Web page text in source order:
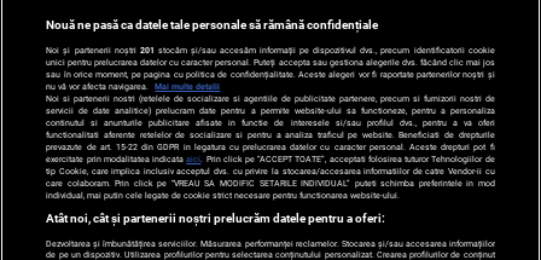
SPORT
Nouă ne pasă ca datele tale personale să rămână confidențiale
Noi și partenerii noștri 201 stocăm și/sau accesăm informații pe dispozitivul dvs., precum identificatorii cookie
unici pentru prelucrarea datelor cu caracter personal. Puteți accepta sau gestiona alegerile dvs. făcând clic mai jos
sau în orice moment, pe pagina cu politica de confidențialitate. Aceste alegeri vor fi raportate partenerilor noștri și
nu vă vor afecta navigarea.
Mai multe detalii
Noi si partenerii nostri (retelele de socializare si agentiile de publicitate partenere, precum si furnizorii nostri de
servicii de date analitice) prelucram date pentru a permite website-ului sa functioneze, pentru a personaliza
continutul si anunturile publicitare afisate in functie de interesele si/sau profilul dvs., pentru a va oferi
functionalitati aferente retelelor de socializare si pentru a analiza traficul pe website. Beneficiati de drepturile
prevazute de art. 15-22 din GDPR in legatura cu prelucrarea datelor cu caracter personal. Aceste drepturi pot fi
exercitate prin modalitatea indicataaici . Prin click pe “ACCEPT TOATE”, acceptati folosirea tuturor Tehnologiilor de
tip Cookie, care implica inclusiv acceptul dvs. cu privire la stocarea/accesarea informatiilor de catre Vendor-ii cu
care colaboram. Prin click pe “VREAU SA MODIFIC SETARILE INDIVIDUAL” puteti schimba preferintele in mod
individual, mai putin cele legate de cookie strict necesare pentru functionarea website-ului.
Atât noi, cât și partenerii noștri prelucrăm datele pentru a oferi:
Dezvoltarea și îmbunătățirea serviciilor. Măsurarea performanței reclamelor. Stocarea și/sau accesarea informațiilor
de pe un dispozitiv. Utilizarea profilurilor pentru selectarea conținutului personalizat. Crearea profilurilor de conținut